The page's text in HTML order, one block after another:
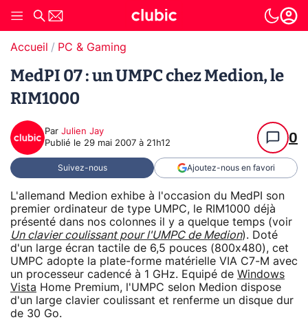
Accueil PC & Gaming
MedPI 07 : un UMPC chez Medion, le
RIM1000
Par Julien Jay
Publié le 29 mai 2007 à 21h12 0
Suivez-nous Ajoutez-nous en favori
L'allemand Medion exhibe à l'occasion du MedPI son
premier ordinateur de type UMPC, le RIM1000 déjà
présenté dans nos colonnes il y a quelque temps (voir
Un clavier coulissant pour l'UMPC de Medion). Doté
d'un large écran tactile de 6,5 pouces (800x480), cet
UMPC adopte la plate-forme matérielle VIA C7-M avec
un processeur cadencé à 1 GHz. Equipé de Windows
Vista Home Premium, l'UMPC selon Medion dispose
d'un large clavier coulissant et renferme un disque dur
de 30 Go.